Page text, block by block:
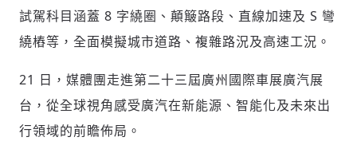
歡迎您加入《旭時報》
掌握國際政經脈動
參與下一波全球科技革命
驗證
試駕科目涵蓋 8 字繞圈、顛簸路段、直線加速及 S 彎
繞樁等，全面模擬城市道路、複雜路況及高速工況。
21 日，媒體團走進第二十三屆廣州國際車展廣汽展
台，從全球視角感受廣汽在新能源、智能化及未來出
行領域的前瞻佈局。